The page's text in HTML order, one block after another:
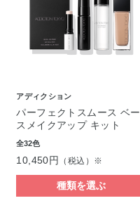
アディクション
パーフェクトスムース ベー
スメイクアップ キット
全32色
10,450円 （税込）※
種類を選ぶ